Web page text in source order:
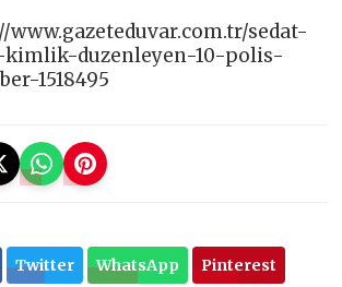
www.gazeteduvar.com.tr/sedat-
kimlik-duzenleyen-10-polis-
1518495
Twitter WhatsApp Pinterest